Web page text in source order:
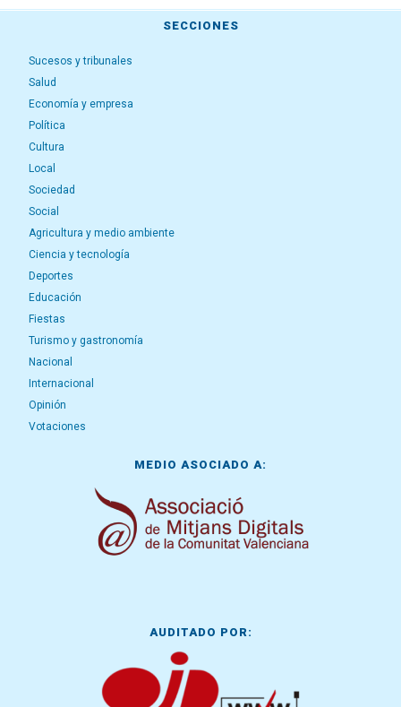
SECCIONES
Sucesos y tribunales
Salud
Economía y empresa
Política
Cultura
Local
Sociedad
Social
Agricultura y medio ambiente
Ciencia y tecnología
Deportes
Educación
Fiestas
Turismo y gastronomía
Nacional
Internacional
Opinión
Votaciones
MEDIO ASOCIADO A:
AUDITADO POR: